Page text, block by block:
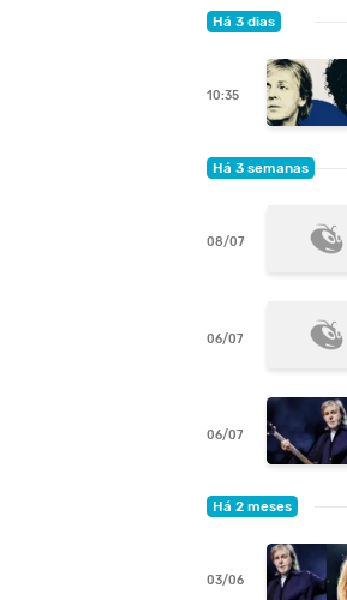
Há 3 dias
10:35
Há 3 semanas
08/07
06/07
06/07
Há 2 meses
03/06